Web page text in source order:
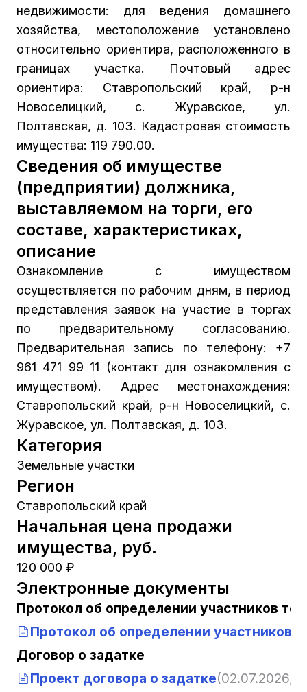
недвижимости: для ведения домашнего
хозяйства, местоположение установлено
относительно ориентира, расположенного в
границах участка. Почтовый адрес
ориентира: Ставропольский край, р-н
Новоселицкий, с. Журавское, ул.
Полтавская, д. 103. Кадастровая стоимость
имущества: 119 790.00.
Сведения об имуществе
(предприятии) должника,
выставляемом на торги, его
составе, характеристиках,
описание
Ознакомление с имуществом
осуществляется по рабочим дням, в период
представления заявок на участие в торгах
по предварительному согласованию.
Предварительная запись по телефону: +7
961 471 99 11 (контакт для ознакомления с
имуществом). Адрес местонахождения:
Ставропольский край, р-н Новоселицкий, с.
Журавское, ул. Полтавская, д. 103.
Категория
Земельные участки
Регион
Ставропольский край
Начальная цена продажи
имущества, руб.
120 000 ₽
Электронные документы
Протокол об определении участников
Протокол об определении участников
Договор о задатке
Проект договора о задатке(02.07.2026,